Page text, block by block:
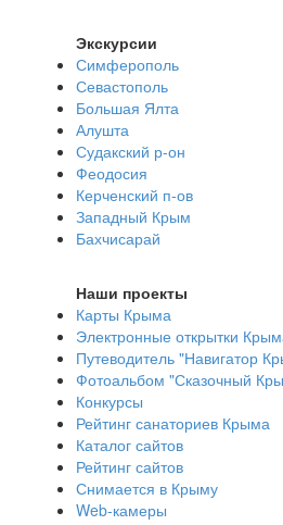
Экскурсии
Симферополь
Севастополь
Большая Ялта
Алушта
Судакский р-он
Феодосия
Керченский п-ов
Западный Крым
Бахчисарай
Наши проекты
Карты Крыма
Электронные открытки
Путеводитель "Навигатор
Фотоальбом "Сказочный
Конкурсы
Рейтинг санаториев Крыма
Каталог сайтов
Рейтинг сайтов
Снимается в Крыму
Web-камеры